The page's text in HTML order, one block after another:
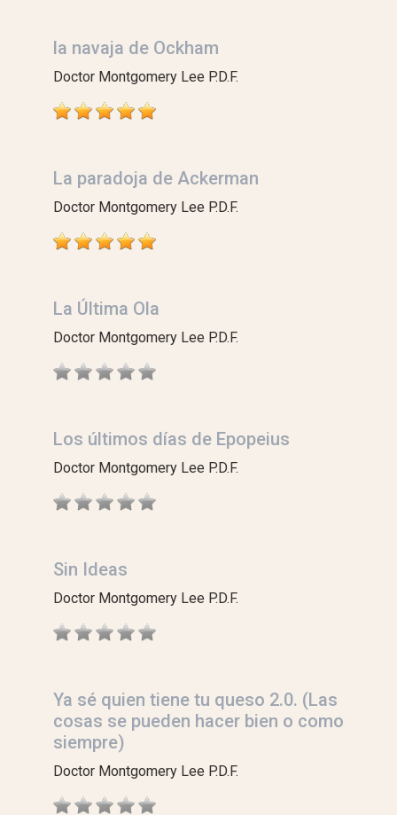
la navaja de Ockham
Doctor Montgomery Lee P.D.F.
La paradoja de Ackerman
Doctor Montgomery Lee P.D.F.
La Última Ola
Doctor Montgomery Lee P.D.F.
Los últimos días de Epopeius
Doctor Montgomery Lee P.D.F.
Sin Ideas
Doctor Montgomery Lee P.D.F.
Ya sé quien tiene tu queso 2.0. (Las
cosas se pueden hacer bien o como
siempre)
Doctor Montgomery Lee P.D.F.